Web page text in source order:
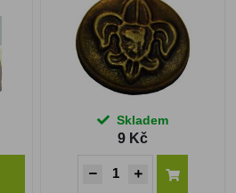
Skladem
9 Kč